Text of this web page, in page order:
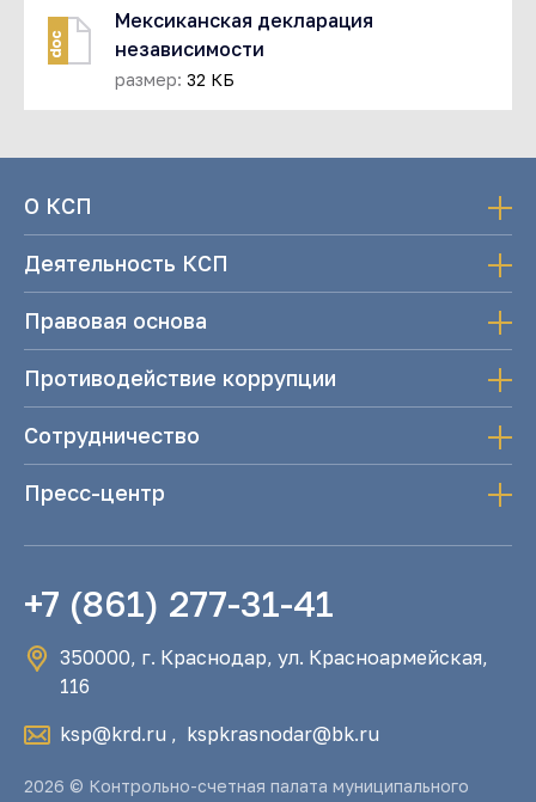
doc
Мексиканская декларация
независимости
размер: 32 КБ
О КСП
Деятельность КСП
Правовая основа
Противодействие коррупции
Сотрудничество
Пресс-центр
+7 (861) 277-31-41
350000, г. Краснодар, ул. Красноармейская,
116
ksp@krd.ru , kspkrasnodar@bk.ru
2026 © Контрольно-счетная палата муниципального